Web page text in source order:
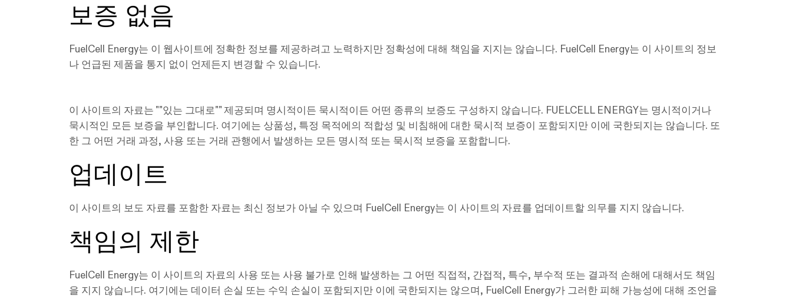
보증 없음
FuelCell Energy는 이 웹사이트에 정확한 정보를 제공하려고 노력하지만 정확성에 대해 책임을 지지는 않습니다. FuelCell Energy는 이 사이트의 정보
나 언급된 제품을 통지 없이 언제든지 변경할 수 있습니다.
이 사이트의 자료는 ""있는 그대로"" 제공되며 명시적이든 묵시적이든 어떤 종류의 보증도 구성하지 않습니다. FUELCELL ENERGY는 명시적이거나
묵시적인 모든 보증을 부인합니다. 여기에는 상품성, 특정 목적에의 적합성 및 비침해에 대한 묵시적 보증이 포함되지만 이에 국한되지는 않습니다. 또
한 그 어떤 거래 과정, 사용 또는 거래 관행에서 발생하는 모든 명시적 또는 묵시적 보증을 포함합니다.
업데이트
이 사이트의 보도 자료를 포함한 자료는 최신 정보가 아닐 수 있으며 FuelCell Energy는 이 사이트의 자료를 업데이트할 의무를 지지 않습니다.
책임의 제한
FuelCell Energy는 이 사이트의 자료의 사용 또는 사용 불가로 인해 발생하는 그 어떤 직접적, 간접적, 특수, 부수적 또는 결과적 손해에 대해서도 책임
을 지지 않습니다. 여기에는 데이터 손실 또는 수익 손실이 포함되지만 이에 국한되지는 않으며, FuelCell Energy가 그러한 피해 가능성에 대해 조언을